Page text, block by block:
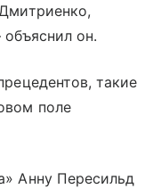
он.
такие
поле
Анну Пересильд